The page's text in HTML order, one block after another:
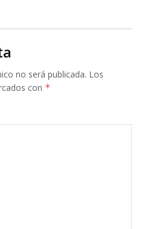
no será publicada. Los
con *